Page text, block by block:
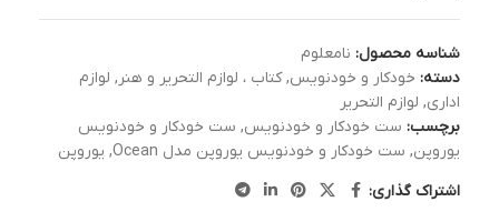
شناسه محصول: نامعلوم
دسته: خودکار و خودنویس, کتاب ، لوازم التحریر و هنر, لوازم
اداری, لوازم التحریر
برچسب: ست خودکار و خودنویس, ست خودکار و خودنویس
یوروپن, ست خودکار و خودنویس یوروپن مدل Ocean , یوروپن
اشتراک گذاری: